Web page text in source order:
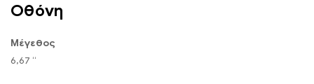
Οθόνη
Μέγεθος
6,67 “